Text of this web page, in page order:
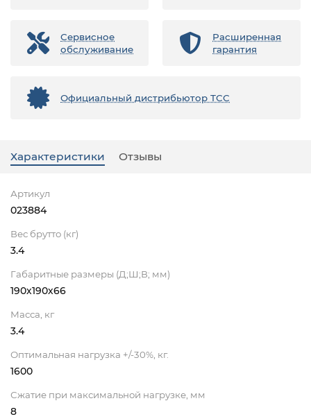
Сервисное
обслуживание
Расширенная
гарантия
Официальный дистрибьютор ТСС
Характеристики Отзывы
Артикул
023884
Вес брутто (кг)
3.4
Габаритные размеры (Д;Ш;В; мм)
190х190х66
Масса, кг
3.4
Оптимальная нагрузка +/-30%, кг.
1600
Сжатие при максимальной нагрузке, мм
8